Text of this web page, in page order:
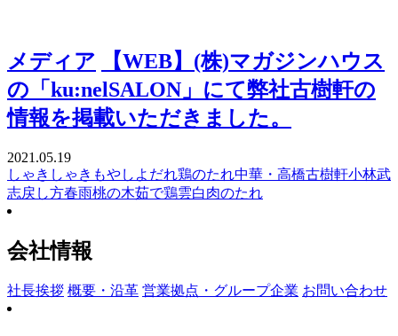
メディア
【WEB】(株)マガジンハウス
の「ku:nelSALON」にて弊社古樹軒の
情報を掲載いただきました。
2021.05.19
しゃきしゃき もやし よだれ鶏のたれ中華・高橋古樹軒小林武
志戻し方春雨桃の木茹で鶏雲白肉のたれ
会社情報
社長挨拶 概要・沿革 営業拠点・グループ企業 お問い合わせ